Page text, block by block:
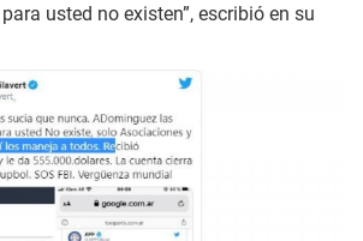
usted no existen”, escribió en su